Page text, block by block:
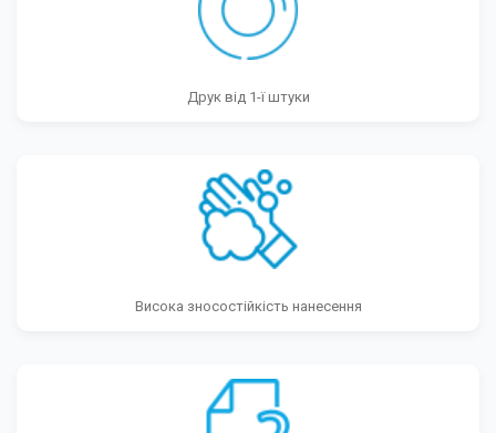
Друк від 1-ї штуки
Висока зносостійкість нанесення